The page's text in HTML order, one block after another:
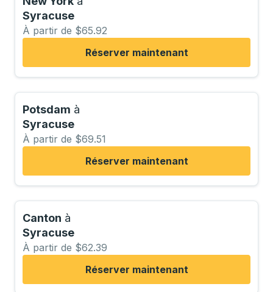
Syracuse
À partir de $65.92
Réserver maintenant
Potsdam à
Syracuse
À partir de $69.51
Réserver maintenant
Canton à
Syracuse
À partir de $62.39
Réserver maintenant